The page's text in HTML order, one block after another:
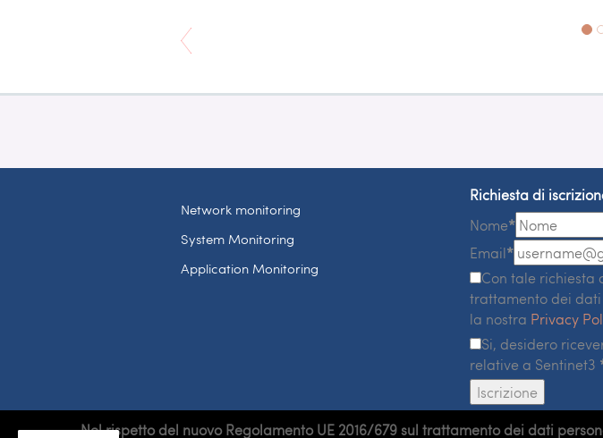
Network monitoring
System Monitoring
Application Monitoring
Richiesta di
Nome*
Email*
Con tale richiesta
trattamento dei
la nostra Privacy
Si, desidero
relative a Sentinet3
Iscrizione
Nel rispetto del nuovo Regolamento UE 2016/679 sul trattamento dei dati